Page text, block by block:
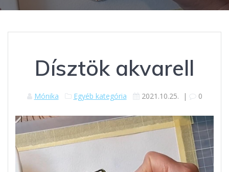
Dísztök akvarell
Mónika Egyéb kategória 2021.10.25. | 0